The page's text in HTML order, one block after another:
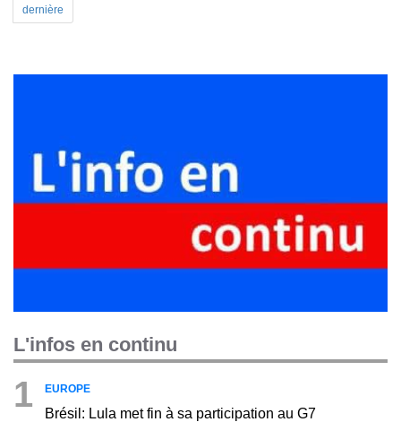
dernière
L'infos en continu
1 EUROPE
Brésil: Lula met fin à sa participation au G7